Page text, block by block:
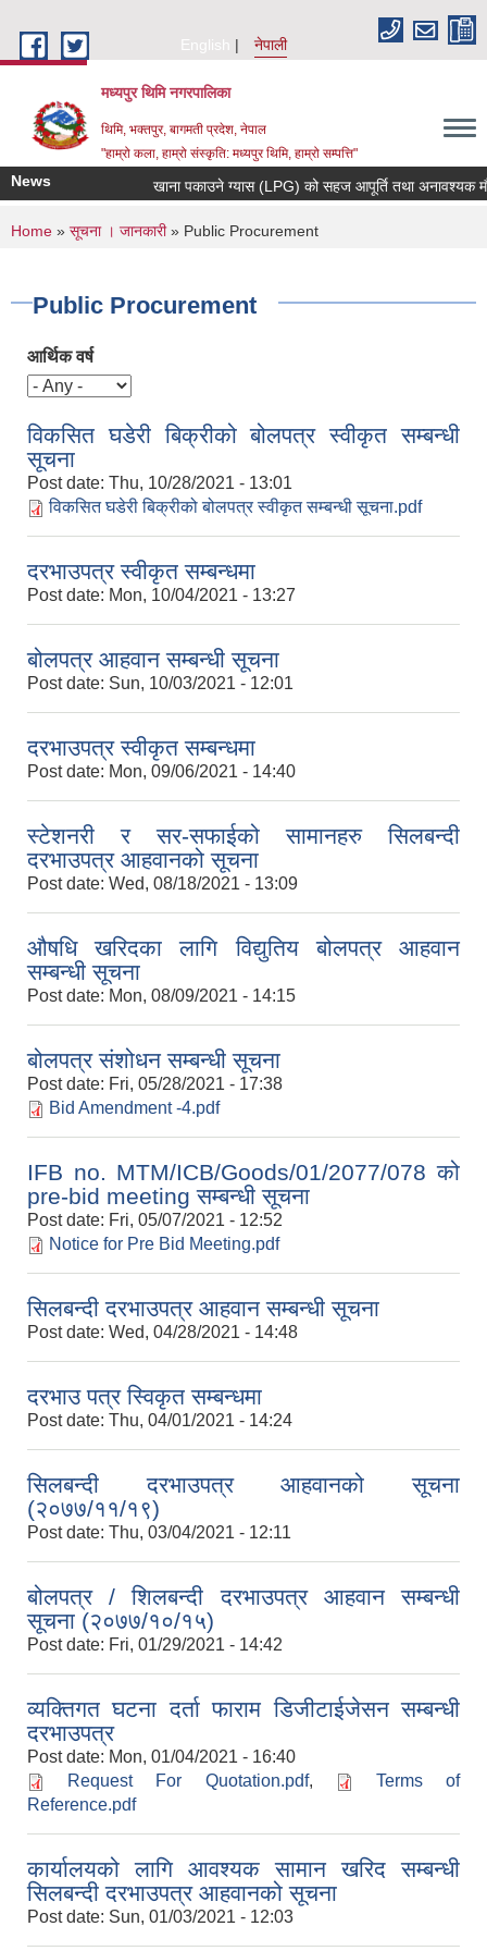
English
नेपाली
मध्यपुर थिमि नगरपालिका
थिमि, भक्तपुर, बागमती प्रदेश, नेपाल
"हाम्रो कला, हाम्रो संस्कृति: मध्यपुर थिमि, हाम्रो सम्पत्ति"
News खाना पकाउने ग्यास (LPG) को सहज आपूर्ति तथा अनावश्यक
You are here
Home » सूचना । जानकारी» Public Procurement
Public Procurement
आर्थिक वर्ष
विकसित घडेरी बिक्रीको बोलपत्र स्वीकृत सम्बन्धी
सूचना
Post date: Thu, 10/28/2021 - 13:01
विकसित घडेरी बिक्रीको बोलपत्र स्वीकृत सम्बन्धी सूचना.pdf
दरभाउपत्र स्वीकृत सम्बन्धमा
Post date: Mon, 10/04/2021 - 13:27
बोलपत्र आहवान सम्बन्धी सूचना
Post date: Sun, 10/03/2021 - 12:01
दरभाउपत्र स्वीकृत सम्बन्धमा
Post date: Mon, 09/06/2021 - 14:40
स्टेशनरी र सर-सफाईको सामानहरु सिलबन्दी
दरभाउपत्र आहवानको सूचना
Post date: Wed, 08/18/2021 - 13:09
औषधि खरिदका लागि विद्युतिय बोलपत्र आहवान
सम्बन्धी सूचना
Post date: Mon, 08/09/2021 - 14:15
बोलपत्र संशोधन सम्बन्धी सूचना
Post date: Fri, 05/28/2021 - 17:38
Bid Amendment -4.pdf
IFB no. MTM/ICB/Goods/01/2077/078 को
pre-bid meeting सम्बन्धी सूचना
Post date: Fri, 05/07/2021 - 12:52
Notice for Pre Bid Meeting.pdf
सिलबन्दी दरभाउपत्र आहवान सम्बन्धी सूचना
Post date: Wed, 04/28/2021 - 14:48
दरभाउ पत्र स्विकृत सम्बन्धमा
Post date: Thu, 04/01/2021 - 14:24
सिलबन्दी दरभाउपत्र आहवानको सूचना
(२०७७/११/१९)
Post date: Thu, 03/04/2021 - 12:11
बोलपत्र / शिलबन्दी दरभाउपत्र आहवान सम्बन्धी
सूचना (२०७७/१०/१५)
Post date: Fri, 01/29/2021 - 14:42
व्यक्तिगत घटना दर्ता फाराम डिजीटाईजेसन सम्बन्धी
दरभाउपत्र
Post date: Mon, 01/04/2021 - 16:40
Request For Quotation.pdf,
Terms of
Reference.pdf
कार्यालयको लागि आवश्यक सामान खरिद सम्बन्धी
सिलबन्दी दरभाउपत्र आहवानको सूचना
Post date: Sun, 01/03/2021 - 12:03